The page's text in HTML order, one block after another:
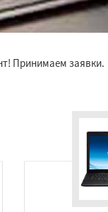
Принимаем заявки.